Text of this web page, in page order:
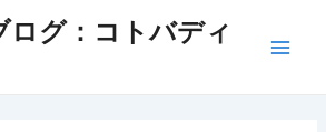
ログ：コトバディ